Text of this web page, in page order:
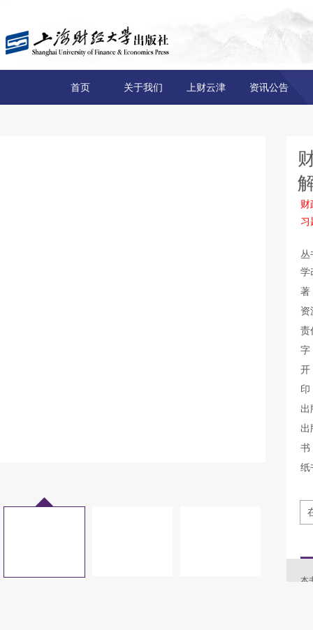
首页 关于我们 上财云津 资讯公告
财
习
丛
学
著
资
责
出
出
纸
本